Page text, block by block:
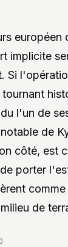
européen
implicite
Si
l'un de
de
côté, est
porter
comme
de